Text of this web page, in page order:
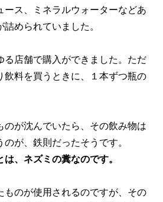
ース、ミネラルウォーターなどあ
められていました。
る店舗で購入ができました。ただ
飲料を買うときに、１本ずつ瓶の
のが沈んでいたら、その飲み物は
が、鉄則だったそうです。
、ネズミの糞なのです。
ものが使用されるのですが、その